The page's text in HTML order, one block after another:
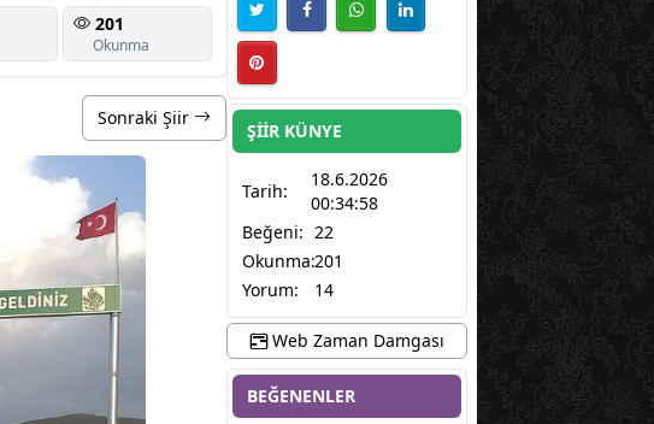
201
Okunma
Sonraki Şiir
ŞİİR KÜNYE
Tarih:
18.6.2026
00:34:58
Beğeni: 22
Okunma:201
Yorum:
14
Web Zaman Damgası
BEĞENENLER